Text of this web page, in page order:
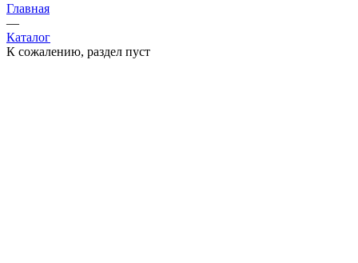
Главная
—
Каталог
К сожалению, раздел пуст